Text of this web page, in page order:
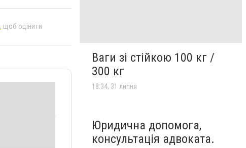
, щоб оцінити
Ваги зі стійкою 100 кг /
300 кг
18:34, 31 липня
Юридична допомога,
консультація адвоката.